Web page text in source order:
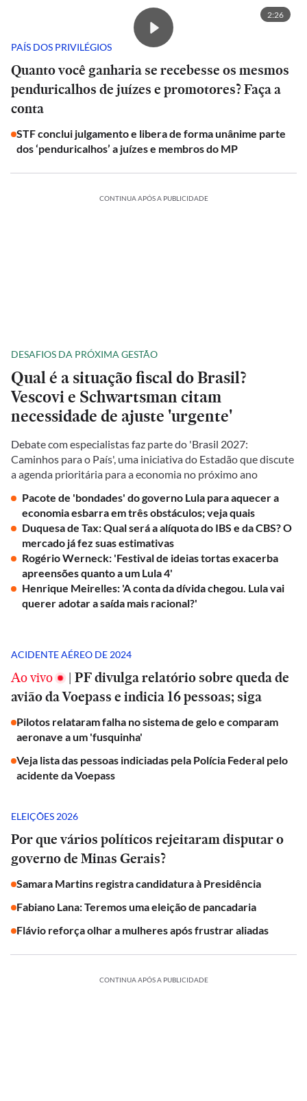
2:26
PAÍS DOS PRIVILÉGIOS
Quanto você ganharia se recebesse os mesmos
penduricalhos de juízes e promotores? Faça a
conta
STF conclui julgamento e libera de forma unânime parte
dos ‘penduricalhos’ a juízes e membros do MP
CONTINUA APÓS A PUBLICIDADE
DESAFIOS DA PRÓXIMA GESTÃO
Qual é a situação fiscal do Brasil?
Vescovi e Schwartsman citam
necessidade de ajuste 'urgente'
Debate com especialistas faz parte do 'Brasil 2027:
Caminhos para o País', uma iniciativa do Estadão que discute
a agenda prioritária para a economia no próximo ano
Pacote de 'bondades' do governo Lula para aquecer a
economia esbarra em três obstáculos; veja quais
Duquesa de Tax: Qual será a alíquota do IBS e da CBS? O
mercado já fez suas estimativas
Rogério Werneck: 'Festival de ideias tortas exacerba
apreensões quanto a um Lula 4'
Henrique Meirelles: 'A conta da dívida chegou. Lula vai
querer adotar a saída mais racional?'
ACIDENTE AÉREO DE 2024
Ao vivo | PF divulga relatório sobre queda de
avião da Voepass e indicia 16 pessoas; siga
Pilotos relataram falha no sistema de gelo e comparam
aeronave a um 'fusquinha'
Veja lista das pessoas indiciadas pela Polícia Federal pelo
acidente da Voepass
ELEIÇÕES 2026
Por que vários políticos rejeitaram disputar o
governo de Minas Gerais?
Samara Martins registra candidatura à Presidência
Fabiano Lana: Teremos uma eleição de pancadaria
Flávio reforça olhar a mulheres após frustrar aliadas
CONTINUA APÓS A PUBLICIDADE